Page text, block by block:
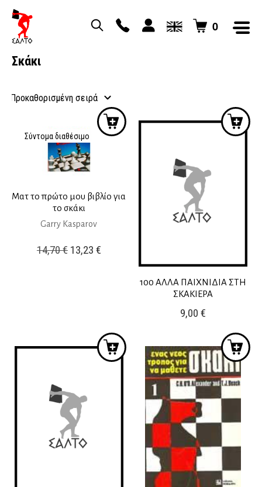
0
Σκάκι
Σύντομα διαθέσιμο
Ματ το πρώτο μου βιβλίο για
το σκάκι
Garry Kasparov
14,70€ Original
13,23 €Η
τρέχουσα
100 ΑΛΛΑ ΠΑΙΧΝΙΔΙΑ ΣΤΗ
ΣΚΑΚΙΕΡΑ
9,00€